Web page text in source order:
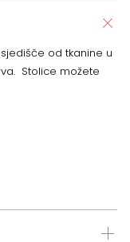
od tkanine u
Stolice možete